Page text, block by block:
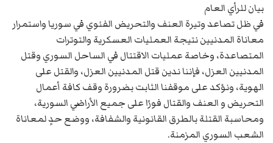
بيان للرأي العام
في ظل تصاعد وتيرة العنف والتحريض الفئوي في سوريا واستمرار
معاناة المدنيين نتيجة العمليات العسكرية والتوترات
المتصاعدة، وخاصة عمليات الاقتتال في الساحل السوري وقتل
المدنيين العزل، فإننا ندين قتل المدنيين العزل، والقتل على
الهوية، ونؤكد على موقفنا الثابت بضرورة وقف كافة أعمال
التحريض و العنف والقتال فورًا على جميع الأراضي السورية،
ومحاسبة القتلة بالطرق القانونية والشفافة، ووضع حدٍ لمعاناة
الشعب السوري المزمنة.